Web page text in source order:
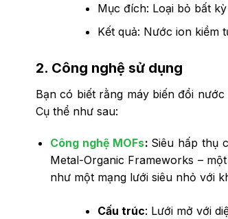
Mục đích: Loại bỏ bất
Kết quả: Nước ion kiềm
2. Công nghệ sử dụng
Bạn có biết rằng máy biến đổi
Cụ thể như sau:
Công nghệ MOFs: Siêu hấp thụ
Metal-Organic Frameworks –
như một mạng lưới siêu nhỏ với
Cấu trúc: Lưới mở với